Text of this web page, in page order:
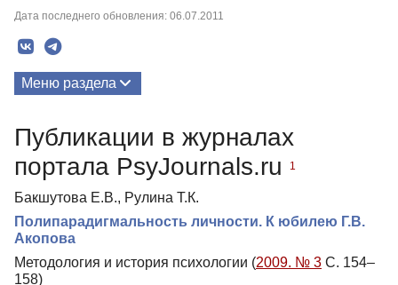
Дата последнего обновления: 06.07.2011
Меню раздела
Публикации в журналах
портала PsyJournals.ru
1
Бакшутова Е.В., Рулина Т.К.
Полипарадигмальность личности. К юбилею Г.В.
Акопова
Методология и история психологии (2009. № 3 С. 154–
158)